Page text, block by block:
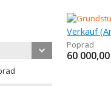
Poprad
60 000,00